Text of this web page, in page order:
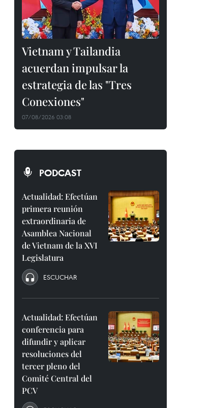
Vietnam y Tailandia
acuerdan impulsar la
estrategia de las "Tres
Conexiones"
07/08/2026 03:08
PODCAST
Actualidad: Efectúan
primera reunión
extraordinaria de
Asamblea Nacional
de Vietnam de la XVI
Legislatura
ESCUCHAR
Actualidad: Efectúan
conferencia para
difundir y aplicar
resoluciones del
tercer pleno del
Comité Central del
PCV